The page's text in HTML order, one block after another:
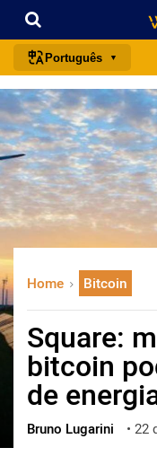
Português
português (BR)
english
español
français
italiano
deutsch
中文
한국어
العربية
ไทย
ქართული
Home Bitcoin
Square:
bitcoin
de
Bruno Lugarini • 22